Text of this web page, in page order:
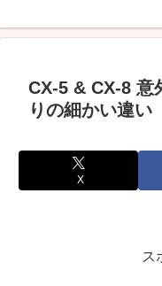
CX-5 & CX-8 意
りの細かい違い
X
ス